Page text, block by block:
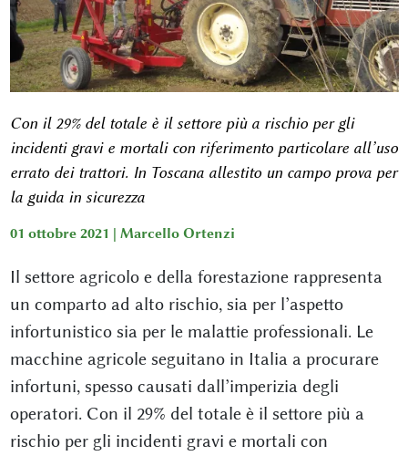
Con il 29% del totale è il settore più a rischio per gli
incidenti gravi e mortali con riferimento particolare all’uso
errato dei trattori. In Toscana allestito un campo prova per
la guida in sicurezza
01 ottobre 2021 | Marcello Ortenzi
Il settore agricolo e della forestazione rappresenta
un comparto ad alto rischio, sia per l’aspetto
infortunistico sia per le malattie professionali. Le
macchine agricole seguitano in Italia a procurare
infortuni, spesso causati dall’imperizia degli
operatori. Con il 29% del totale è il settore più a
rischio per gli incidenti gravi e mortali con